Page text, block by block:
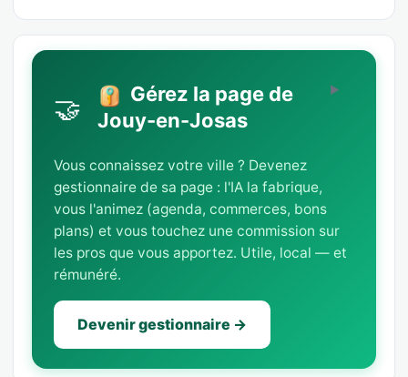
🤝
Gérez la page de
Jouy-en-Josas
Vous connaissez votre ville ? Devenez
gestionnaire de sa page : l'IA la fabrique,
vous l'animez (agenda, commerces, bons
plans) et vous touchez une commission sur
les pros que vous apportez. Utile, local — et
rémunéré.
Devenir gestionnaire →